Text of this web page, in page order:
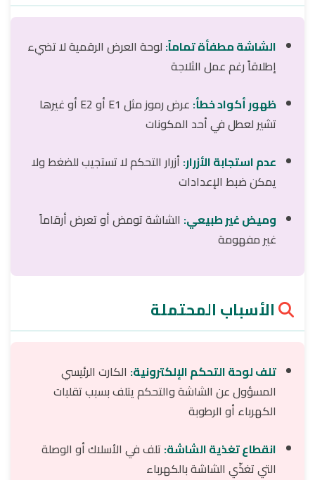
الشاشة مطفأة تماماً: لوحة العرض الرقمية لا تضيء
إطلاقاً رغم عمل الثلاجة
ظهور أكواد خطأ:
عرض رموز مثل E1 أو E2 أو غيرها
تشير لعطل في أحد المكونات
عدم استجابة الأزرار: أزرار التحكم لا تستجيب للضغط ولا
يمكن ضبط الإعدادات
وميض غير طبيعي: الشاشة تومض أو تعرض أرقاماً
غير مفهومة
الأسباب المحتملة
تلف لوحة التحكم الإلكترونية: الكارت الرئيسي
المسؤول عن الشاشة والتحكم يتلف بسبب تقلبات
الكهرباء أو الرطوبة
انقطاع تغذية الشاشة: تلف في الأسلاك أو الوصلة
التي تغذّي الشاشة بالكهرباء